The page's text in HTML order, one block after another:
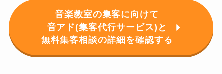
音楽教室の集客に向けて
音アド(集客代行サービス)と
無料集客相談の詳細を確認する